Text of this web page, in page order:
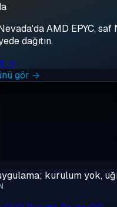
AMD EPYC,
dağıtın.
→
gör →
kurulum yok,